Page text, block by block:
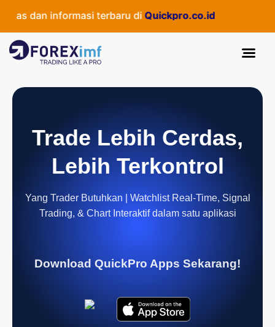
dan informasi terbaru di Quickpro.co.id
Trade Lebih Cerdas,
Lebih Terkontrol
Yang Trader Butuhkan | Watchlist Real-Time, Signal
Trading, & Chart Interaktif dalam satu aplikasi
Download QuickPro Apps Sekarang!